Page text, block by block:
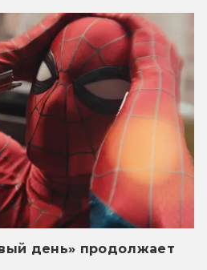
день» продолжает